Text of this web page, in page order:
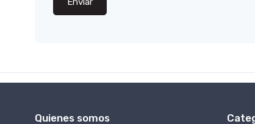
Quienes somos